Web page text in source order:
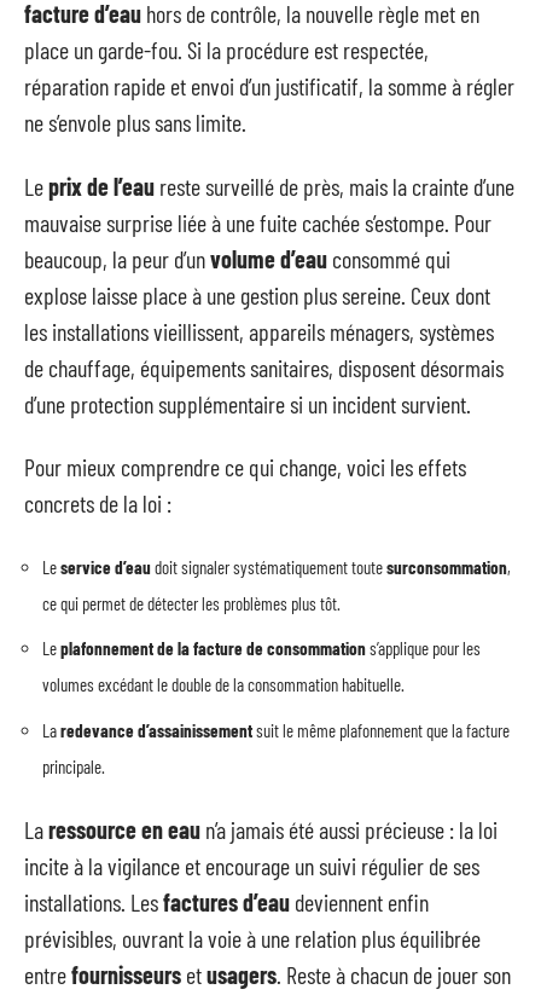
facture d’eau hors de contrôle, la nouvelle règle met en
place un garde-fou. Si la procédure est respectée,
réparation rapide et envoi d’un justificatif, la somme à régler
ne s’envole plus sans limite.
Leprix de l’eau reste surveillé de près, mais la crainte d’une
mauvaise surprise liée à une fuite cachée s’estompe. Pour
beaucoup, la peur d’unvolume d’eau consommé qui
explose laisse place à une gestion plus sereine. Ceux dont
les installations vieillissent, appareils ménagers, systèmes
de chauffage, équipements sanitaires, disposent désormais
d’une protection supplémentaire si un incident survient.
Pour mieux comprendre ce qui change, voici les effets
concrets de la loi :
Leservice d’eaudoit signaler systématiquement toutesurconsommation,
ce qui permet de détecter les problèmes plus tôt.
Leplafonnement de la facture de consommations’applique pour les
volumes excédant le double de la consommation habituelle.
Laredevance d’assainissementsuit le même plafonnement que la facture
principale.
Laressource en eau n’a jamais été aussi précieuse : la loi
incite à la vigilance et encourage un suivi régulier de ses
installations. Lesfactures d’eau deviennent enfin
prévisibles, ouvrant la voie à une relation plus équilibrée
entrefournisseurs etusagers. Reste à chacun de jouer son